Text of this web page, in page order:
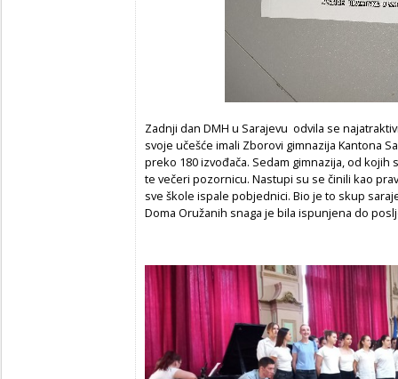
Zadnji dan DMH u Sarajevu odvila se
svoje učešće imali Zborovi gimnazija Kantona
preko 180 izvođača. Sedam gimnazija, od
te večeri pozornicu. Nastupi su se činili kao
sve škole ispale pobjednici. Bio je to skup
Doma Oružanih snaga je bila ispunjena do